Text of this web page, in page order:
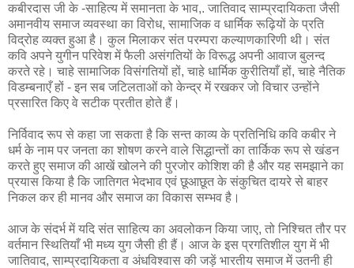
कबीरदास जी के -साहित्य में समानता के भाव,. जातिवाद साम्प्रदायिकता जैसी
अमानवीय समाज व्यवस्था का विरोध, सामाजिक व धार्मिक रूढ़ियों के प्रति
विद्रोह व्यक्त हुआ है। कुल मिलाकर संत परम्परा कल्याणकारिणी थी। संत
कवि अपने युगीन परिवेश में फैली असंगतियों के विरूद्ध अपनी आवाज बुलन्द
करते रहे। चाहे सामाजिक विसंगतियों हों, चाहे धार्मिक कुरीतियाँ हों, चाहे नैतिक
विडम्बनाएँ हों - इन सब जटिलताओं को केन्द्र में रखकर जो विचार उन्होंने
प्रसारित किए वे सटीक प्रतीत होते हैं।
निर्विवाद रूप से कहा जा सकता है कि सन्त काव्य के प्रतिनिधि कवि कबीर ने
धर्म के नाम पर जनता का शोषण करने वाले सिद्धान्तों का तार्किक रूप से खंडन
करते हुए समाज की आखें खोलने की पुरजोर कोशिश की है और यह समझाने का
प्रयास किया है कि जातिगत भेदभाव एवं छूआछूत के संकुचित दायरे से बाहर
निकल कर ही मानव और समाज का विकास सम्भव है।
आज के संदर्भ में यदि संत साहित्य का अवलोकन किया जाए, तो निश्चित तौर पर
वर्तमान स्थितियाँ भी मध्य युग जैसी ही हैं। आज के इस प्रगतिशील युग में भी
जातिवाद, साम्प्रदायिकता व अंधविश्वास की जड़ें भारतीय समाज में उतनी ही